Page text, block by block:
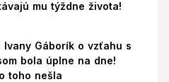
mu týždne života!
Ivany Gáborík o vzťahu s
bola úplne na dne!
toho nešla